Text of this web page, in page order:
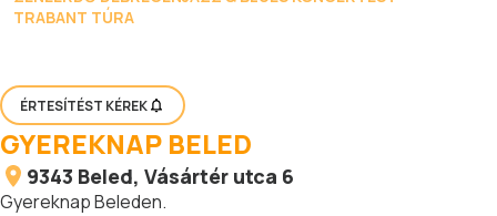
TRABANT TÚRA
ÉRTESÍTÉST KÉREK
GYEREKNAP BELED
9343 Beled, Vásártér utca 6
Gyereknap Beleden.